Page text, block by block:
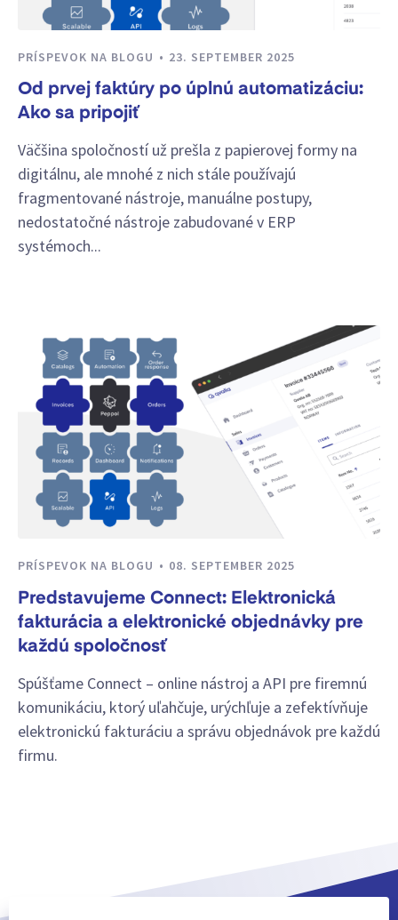
PRÍSPEVOK NA BLOGU 23. SEPTEMBER 2025
Od prvej faktúry po úplnú automatizáciu:
Ako sa pripojiť
Väčšina spoločností už prešla z papierovej formy na
digitálnu, ale mnohé z nich stále používajú
fragmentované nástroje, manuálne postupy,
nedostatočné nástroje zabudované v ERP
systémoch...
PRÍSPEVOK NA BLOGU 08. SEPTEMBER 2025
Predstavujeme Connect: Elektronická
fakturácia a elektronické objednávky pre
každú spoločnosť
Spúšťame Connect – online nástroj a API pre firemnú
komunikáciu, ktorý uľahčuje, urýchľuje a zefektívňuje
elektronickú fakturáciu a správu objednávok pre každú
firmu.